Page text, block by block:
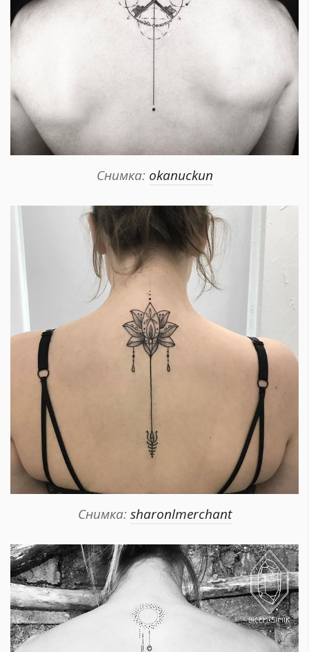
Снимка: okanuckun
Снимка: sharonlmerchant
Wine&Dine
Подкасти
Мода
Dialogue
Изкуство
Красота
Цветно
Гурме
Пътувай
Wellness
ЗА НАС
Условия за
ползване
За нас
Реклама
Политика за
поверителност
ModerenDom
СЛЕДВАЙТЕ НИ
Facebook
Pinterest
YouTube
седмичния ни нюзлетър тук:
© 2026, HighViewArt | Всички права запазени